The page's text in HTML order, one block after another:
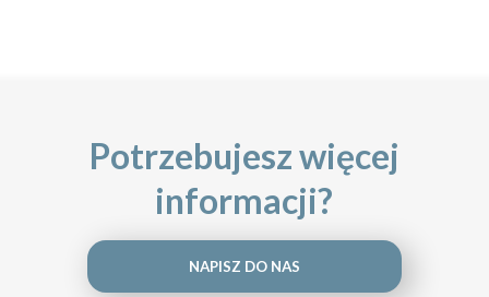
Potrzebujesz więcej
informacji?
NAPISZ DO NAS